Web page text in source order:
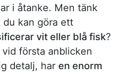
i åtanke. Men tänk
du kan göra ett
vit eller blå fisk?
första anblicken
detalj, har en enorm